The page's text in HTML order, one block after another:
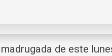
de este